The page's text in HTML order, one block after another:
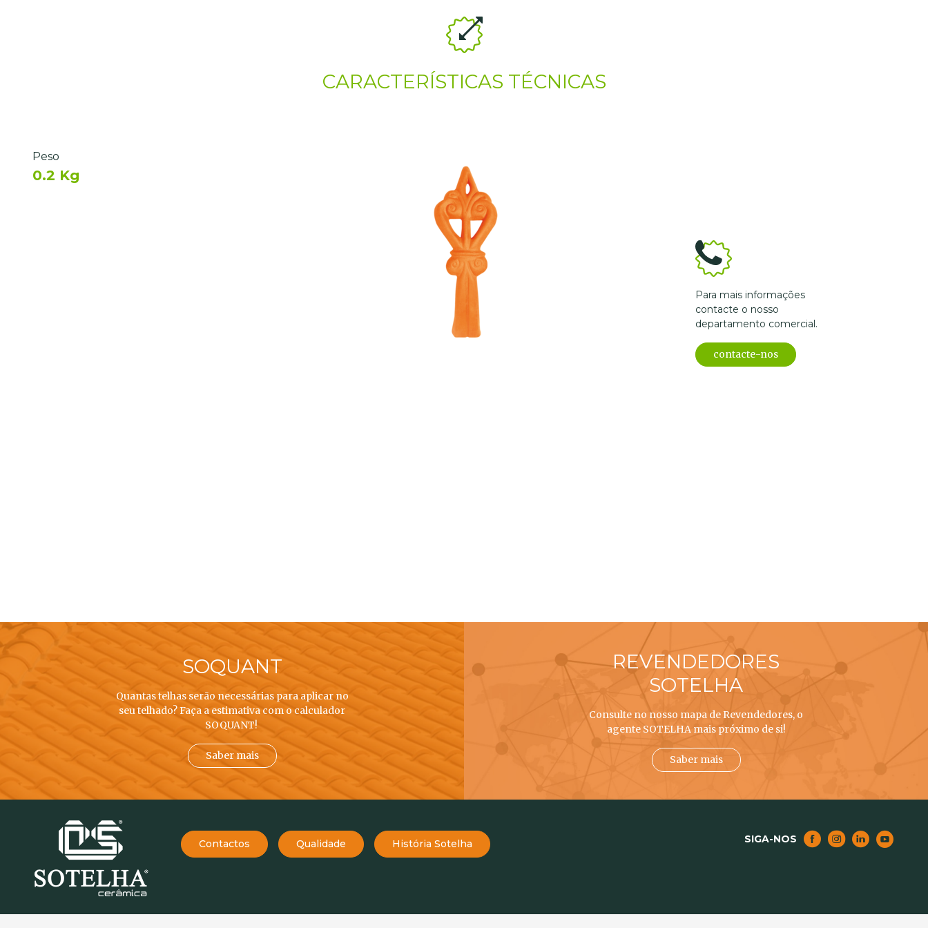
CARACTERÍSTICAS TÉCNICAS
Peso
0.2 Kg
Para mais informações
contacte o nosso
departamento comercial.
contacte-nos
SOQUANT
Quantas telhas serão necessárias para aplicar no
seu telhado? Faça a estimativa com o calculador
SOQUANT!
Saber mais
REVENDEDORES
SOTELHA
Consulte no nosso mapa de Revendedores, o
agente SOTELHA mais próximo de si!
Saber mais
Contactos Qualidade História Sotelha SIGA-NOS